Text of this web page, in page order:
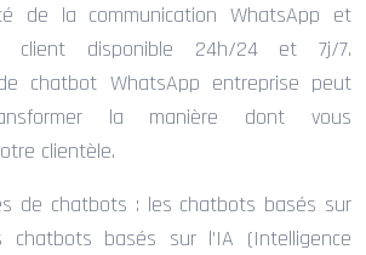
de la communication WhatsApp et
client disponible 24h/24 et 7j/7.
chatbot WhatsApp entreprise peut
la manière dont vous
clientèle.
de chatbots : les chatbots basés sur
basés sur l’IA (Intelligence